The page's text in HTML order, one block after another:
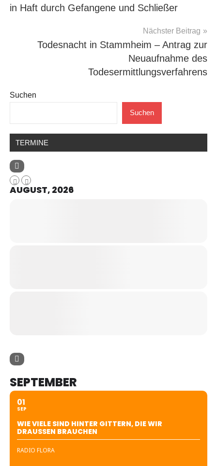
in Haft durch Gefangene und Schließer
Nächster Beitrag
Todesnacht in Stammheim – Antrag zur
Neuaufnahme des
Todesermittlungsverfahrens
Suchen
Suchen
TERMINE
AUGUST, 2026
SEPTEMBER
01
SEP
WIE VIELE SIND HINTER GITTERN, DIE WIR
DRAUSSEN BRAUCHEN
RADIO FLORA